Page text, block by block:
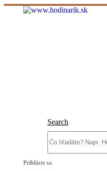
Search
Prihláste sa